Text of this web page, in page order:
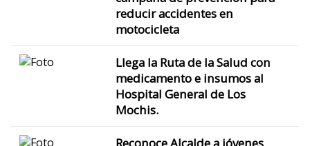
reducir accidentes en
motocicleta
Llega la Ruta de la Salud con
medicamento e insumos al
Hospital General de Los
Mochis.